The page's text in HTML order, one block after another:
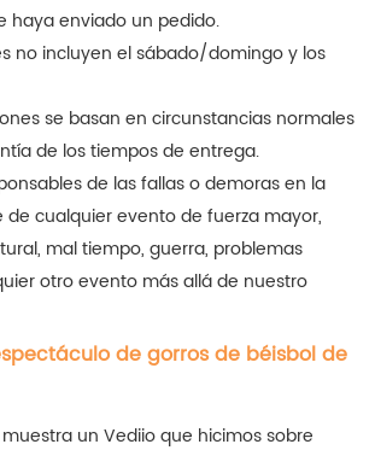
haya enviado un pedido.
no incluyen el sábado/domingo y los
se basan en circunstancias normales
de los tiempos de entrega.
de las fallas o demoras en la
cualquier evento de fuerza mayor,
mal tiempo, guerra, problemas
otro evento más allá de nuestro
de gorros de béisbol de
un Vediio que hicimos sobre